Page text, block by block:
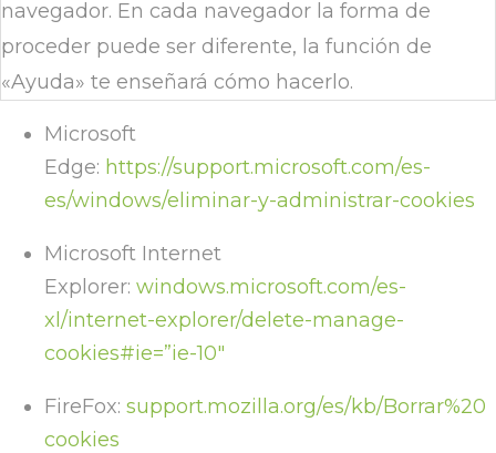
navegador. En cada navegador la forma de
proceder puede ser diferente, la función de
«Ayuda» te enseñará cómo hacerlo.
Microsoft
Edge: https://support.microsoft.com/es-
es/windows/eliminar-y-administrar-cookies
Microsoft Internet
Explorer: windows.microsoft.com/es-
xl/internet-explorer/delete-manage-
cookies#ie=”ie-10″
FireFox: support.mozilla.org/es/kb/Borrar%20
cookies